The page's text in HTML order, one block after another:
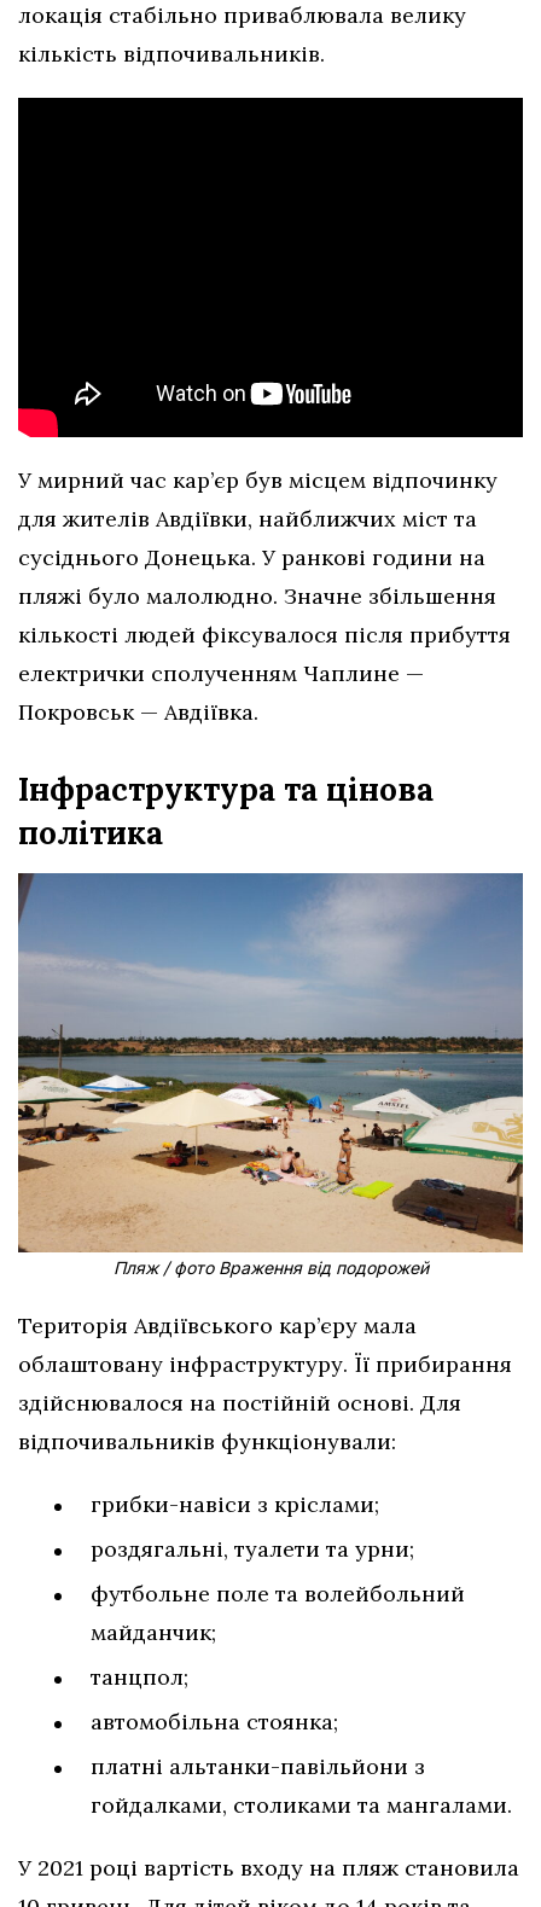
локація стабільно приваблювала велику
кількість відпочивальників.
У мирний час кар’єр був місцем відпочинку
для жителів Авдіївки, найближчих міст та
сусіднього Донецька. У ранкові години на
пляжі було малолюдно. Значне збільшення
кількості людей фіксувалося після прибуття
електрички сполученням Чаплине —
Покровськ — Авдіївка.
Інфраструктура та цінова
політика
Пляж / фото Враження від подорожей
Територія Авдіївського кар’єру мала
облаштовану інфраструктуру. Її прибирання
здійснювалося на постійній основі. Для
відпочивальників функціонували:
грибки-навіси з кріслами;
роздягальні, туалети та урни;
футбольне поле та волейбольний
майданчик;
танцпол;
автомобільна стоянка;
платні альтанки-павільйони з
гойдалками, столиками та мангалами.
У 2021 році вартість входу на пляж становила